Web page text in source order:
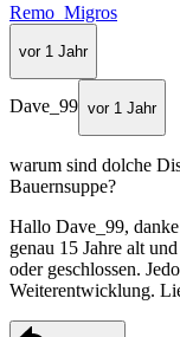
Remo_Migros
vor 1 Jahr
Dave_99 vor 1 Jahr
warum sind dolche
Bauernsuppe?
Hallo Dave_99,
genau 15 Jahre alt
oder geschlossen.
Weiterentwicklung.